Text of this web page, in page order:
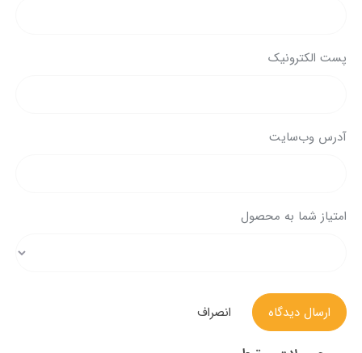
پست الکترونیک
آدرس وب‌سایت
امتیاز شما به محصول
ارسال دیدگاه انصراف